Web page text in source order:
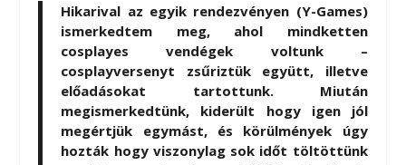
Hikarival az egyik rendezvényen (Y-Games)
ismerkedtem meg, ahol mindketten
cosplayes vendégek voltunk –
cosplayversenyt zsűriztük együtt, illetve
előadásokat tartottunk. Miután
megismerkedtünk, kiderült hogy igen jól
megértjük egymást, és körülmények úgy
hozták hogy viszonylag sok időt töltöttünk